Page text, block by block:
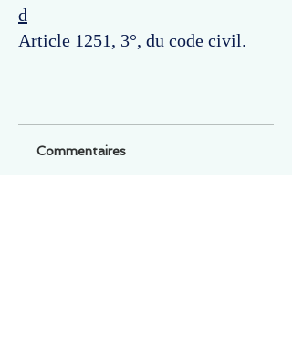
d
Article 1251, 3°, du code civil.
Commentaires